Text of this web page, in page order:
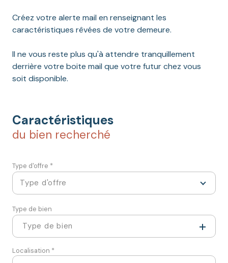
Créez votre alerte mail en renseignant les
caractéristiques rêvées de votre demeure.
Il ne vous reste plus qu'à attendre tranquillement
derrière votre boite mail que votre futur chez vous
soit disponible.
Caractéristiques
du bien recherché
Type d'offre *
Type d'offre
Type de bien
Type de bien
Localisation *